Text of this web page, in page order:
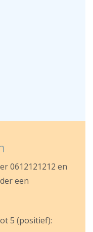
0612121212 en
een
5 (positief):